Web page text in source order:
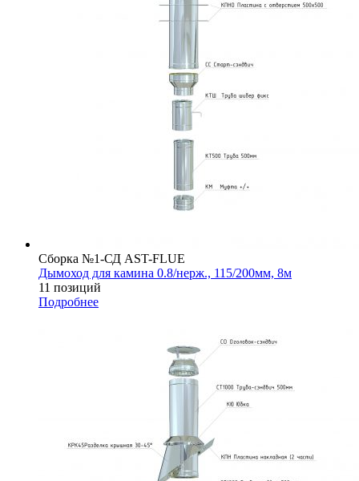
Сборка №1-СД AST-FLUE
Дымоход для камина 0.8/нерж., 115/200мм, 8м
11 позиций
Подробнее